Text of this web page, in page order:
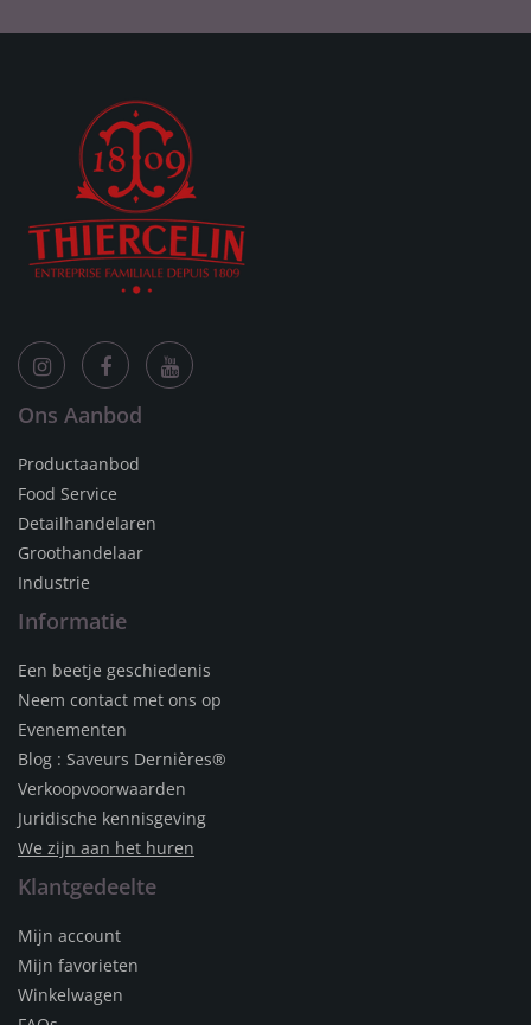
Ons Aanbod
Productaanbod
Food Service
Detailhandelaren
Groothandelaar
Industrie
Informatie
Een beetje geschiedenis
Neem contact met ons op
Evenementen
Blog : Saveurs Dernières®
Verkoopvoorwaarden
Juridische kennisgeving
We zijn aan het huren
Klantgedeelte
Mijn account
Mijn favorieten
Winkelwagen